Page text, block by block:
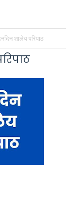
शालेय परिपाठ